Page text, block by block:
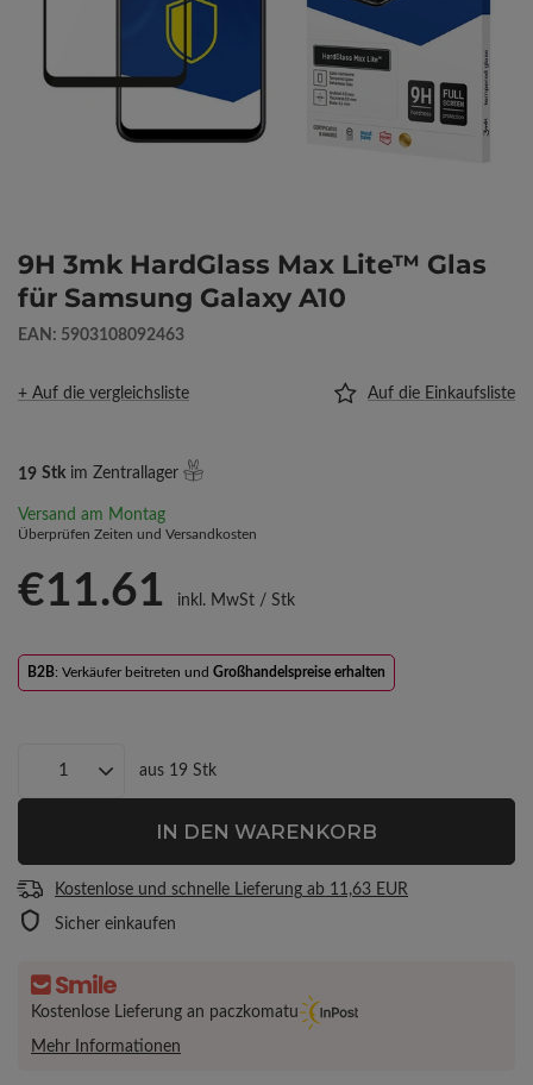
9H 3mk HardGlass Max Lite™ Glas
für Samsung Galaxy A10
EAN: 5903108092463
+ Auf die vergleichsliste Auf die Einkaufsliste
19 Stk im Zentrallager
Versand am Montag
Überprüfen Zeiten und Versandkosten
€11.61 inkl. MwSt/ Stk
B2B: Verkäufer beitreten und Großhandelspreise erhalten
aus 19 Stk
IN DEN WARENKORB
Kostenlose und schnelle Lieferung ab 11,63 EUR
Sicher einkaufen
Kostenlose Lieferung an paczkomatu
Mehr Informationen